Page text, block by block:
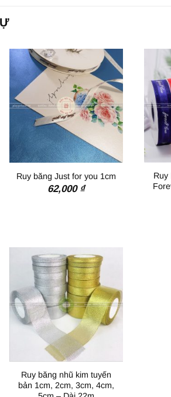
Ruy băng Just for you 1cm
62,000 ₫
Ruy
Ruy băng nhũ kim tuyến
bản 1cm, 2cm, 3cm, 4cm,